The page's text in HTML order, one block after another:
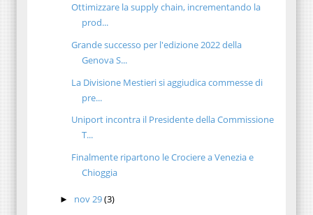
Ottimizzare la supply chain, incrementando la
prod...
Grande successo per l'edizione 2022 della
Genova S...
La Divisione Mestieri si aggiudica commesse di
pre...
Uniport incontra il Presidente della Commissione
T...
Finalmente ripartono le Crociere a Venezia e
Chioggia
► nov 29(3)